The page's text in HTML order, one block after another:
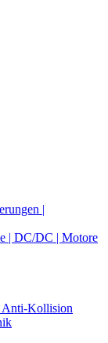
|
| DC/DC | Motore
Kollision